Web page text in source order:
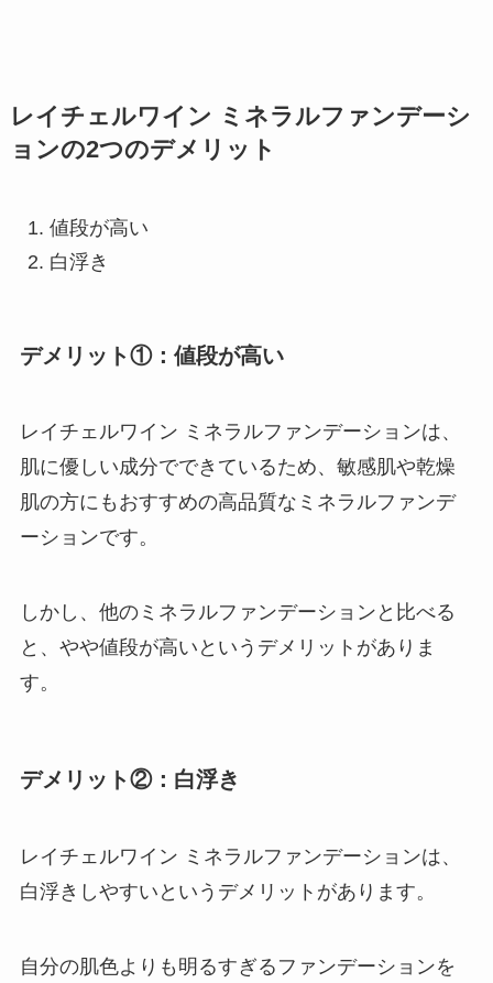
レイチェルワイン ミネラルファンデーシ
ョンの2つのデメリット
値段が高い
白浮き
デメリット①：値段が高い
レイチェルワイン ミネラルファンデーションは、
肌に優しい成分でできているため、敏感肌や乾燥
肌の方にもおすすめの高品質なミネラルファンデ
ーションです。
しかし、他のミネラルファンデーションと比べる
と、やや値段が高いというデメリットがありま
す。
デメリット②：白浮き
レイチェルワイン ミネラルファンデーションは、
白浮きしやすいというデメリットがあります。
自分の肌色よりも明るすぎるファンデーションを